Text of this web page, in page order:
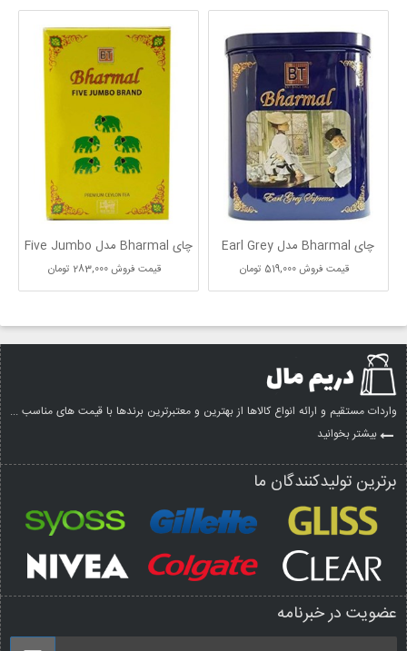
چای Bharmal مدل Five Jumbo
قیمت فروش283,000 تومان
چای Bharmal مدل Earl Grey
قیمت فروش519,000 تومان
واردات مستقیم و ارائه انواع کالاها از بهترین و معتبرترین برندها با قیمت های مناسب ...
بیشتر بخوانید
برترین تولیدکنندگان ما
عضویت در خبرنامه